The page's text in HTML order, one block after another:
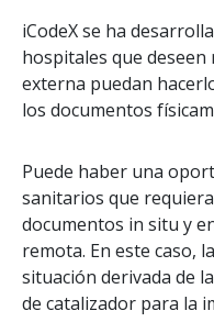
iCodeX se ha
hospitales que
externa puedan
los documentos
Puede haber una
sanitarios que
documentos in situ y
remota. En este caso,
situación derivada de
de catalizador para la